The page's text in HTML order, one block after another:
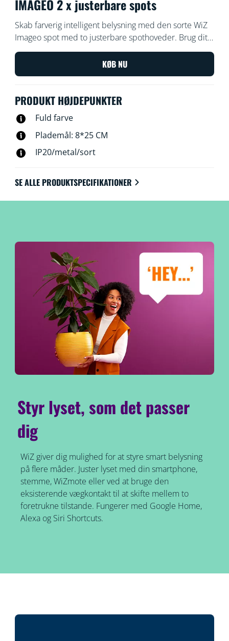
IMAGEO 2 x justerbare spots
Skab farverig intelligent belysning med den sorte WiZ
Imageo spot med to justerbare spothoveder. Brug dit
eksisterende Wi-Fi for at styre lyset med WiZ appen
KØB NU
PRODUKT HØJDEPUNKTER
Fuld farve
Plademål: 8*25 CM
IP20/metal/sort
SE ALLE PRODUKTSPECIFIKATIONER
Styr lyset, som det passer
dig
WiZ giver dig mulighed for at styre smart belysning
på flere måder. Juster lyset med din smartphone,
stemme, WiZmote eller ved at bruge den
eksisterende vægkontakt til at skifte mellem to
foretrukne tilstande. Fungerer med Google Home,
Alexa og Siri Shortcuts.